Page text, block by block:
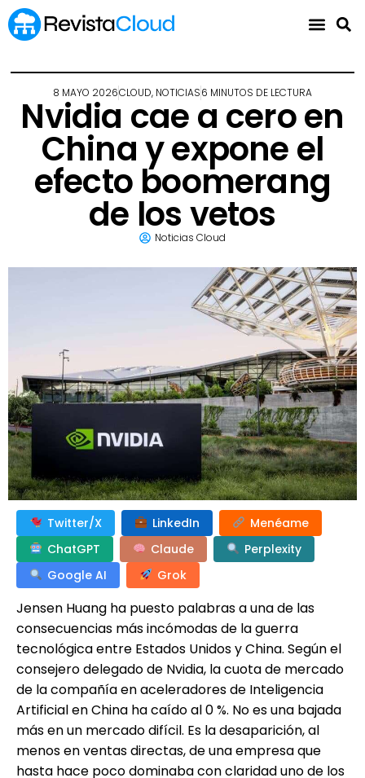
8 MAYO 2026CLOUD, NOTICIAS6 MINUTOS DE LECTURA
Nvidia cae a cero en
China y expone el
efecto boomerang
de los vetos
Noticias Cloud
Twitter/X LinkedIn
Menéame
ChatGPT
Claude
Perplexity
Google AI
Grok
Jensen Huang ha puesto palabras a una de las
consecuencias más incómodas de la guerra
tecnológica entre Estados Unidos y China. Según el
consejero delegado de Nvidia, la cuota de mercado
de la compañía en aceleradores de Inteligencia
Artificial en China ha caído al 0 %. No es una bajada
más en un mercado difícil. Es la desaparición, al
menos en ventas directas, de una empresa que
hasta hace poco dominaba con claridad uno de los